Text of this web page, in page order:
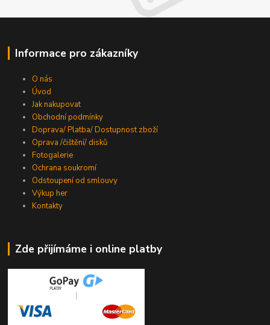
Informace pro zákazníky
O nás
Úvod
Jak nakupovat
Obchodní podmínky
Doprava/ Platba/ Dostupnost zboží
Oprava /čištění/ disků
Fotogalerie
Ochrana soukromí
Odstoupení od smlouvy
Výkup her
Kontakty
Zde přijímáme i online platby